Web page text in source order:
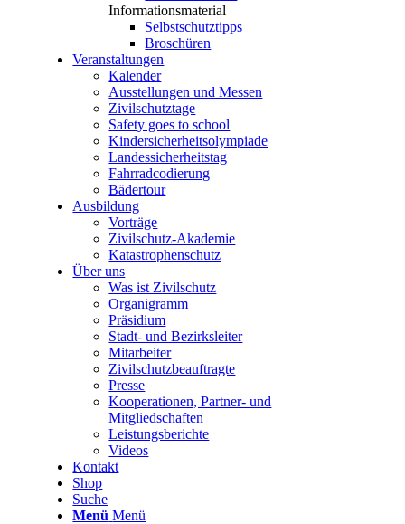
Informationsmaterial
Selbstschutztipps
Broschüren
Veranstaltungen
Kalender
Ausstellungen und Messen
Zivilschutztage
Safety goes to school
Kindersicherheitsolympiade
Landessicherheitstag
Fahrradcodierung
Bädertour
Ausbildung
Vorträge
Zivilschutz-Akademie
Katastrophenschutz
Über uns
Was ist Zivilschutz
Organigramm
Präsidium
Stadt- und Bezirksleiter
Mitarbeiter
Zivilschutzbeauftragte
Presse
Kooperationen, Partner- und
Mitgliedschaften
Leistungsberichte
Videos
Kontakt
Shop
Suche
Menü Menü